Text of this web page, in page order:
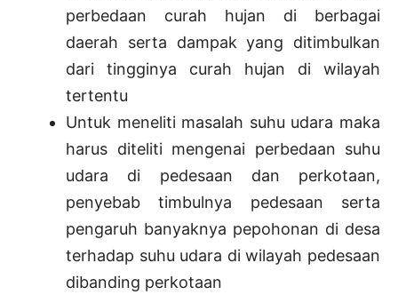
perbedaan curah hujan di berbagai
daerah serta dampak yang ditimbulkan
dari tingginya curah hujan di wilayah
tertentu
Untuk meneliti masalah suhu udara maka
harus diteliti mengenai perbedaan suhu
udara di pedesaan dan perkotaan,
penyebab timbulnya pedesaan serta
pengaruh banyaknya pepohonan di desa
terhadap suhu udara di wilayah pedesaan
dibanding perkotaan